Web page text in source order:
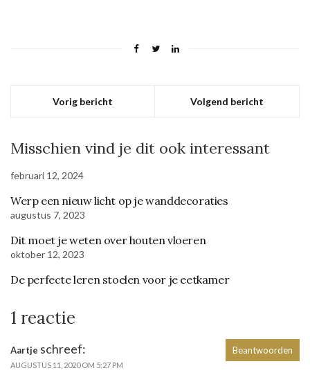
Vorig bericht Volgend bericht
Misschien vind je dit ook interessant
februari 12, 2024
Werp een nieuw licht op je wanddecoraties
augustus 7, 2023
Dit moet je weten over houten vloeren
oktober 12, 2023
De perfecte leren stoelen voor je eetkamer
1 reactie
Aartje schreef:
AUGUSTUS 11, 2020 OM 5:27 PM
Beantwoorden